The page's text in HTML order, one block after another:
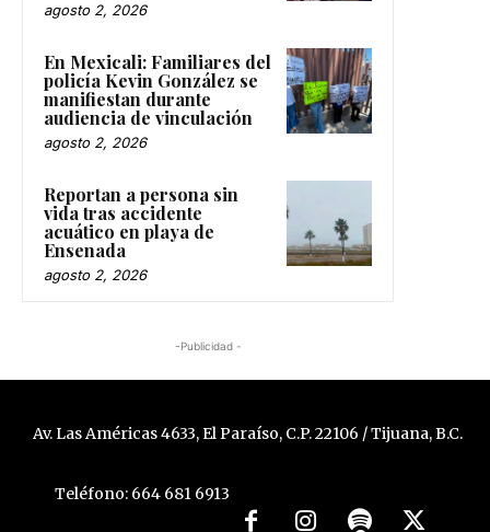
agosto 2, 2026
En Mexicali: Familiares del
policía Kevin González se
manifiestan durante
audiencia de vinculación
agosto 2, 2026
Reportan a persona sin
vida tras accidente
acuático en playa de
Ensenada
agosto 2, 2026
-Publicidad -
Av. Las Américas 4633, El Paraíso, C.P. 22106 / Tijuana, B.C.
Teléfono: 664 681 6913